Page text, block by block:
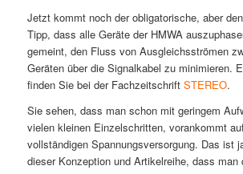
Jetzt kommt noch der obligatorische, aber
Tipp, dass alle Geräte der HMWA
gemeint, den Fluss von Ausgleichsströmen
Geräten über die Signalkabel zu minimieren.
finden Sie bei der Fachzeitschrift STEREO.
Sie sehen, dass man schon mit geringem
vielen kleinen Einzelschritten, vorankommt
vollständigen Spannungsversorgung. Das ist
dieser Konzeption und Artikelreihe, dass man